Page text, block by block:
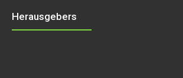
Herausgebers